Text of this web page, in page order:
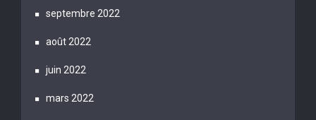
septembre 2022
août 2022
juin 2022
mars 2022